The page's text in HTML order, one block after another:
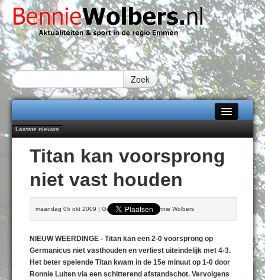
Zoek
Home
Alle categorieën
Over Bennie Wolbers
Fotoboek
Laatste nieuws
Daan Lambers tekent eerste profcontract bij FC Emmen
Jubileumfeest 35 jaar De Amer
Hunzeloopwandeltocht keert op 19 september 2026 terug naar Zuidlaren
102 kaarsen voor eeuwling Mieke Sijbom-Maatje
DONDERDAG 06 AUG 2026
Titan kan voorsprong
niet vast houden
maandag 05 okt 2009 | Geschreven door Bennie Wolbers
NIEUW WEERDINGE - Titan kan een 2-0 voorsprong op
Germanicus niet vasthouden en verliest uiteindelijk met 4-3.
Het beter spelende Titan kwam in de 15e minuut op 1-0 door
Ronnie Luiten via een schitterend afstandschot. Vervolgens